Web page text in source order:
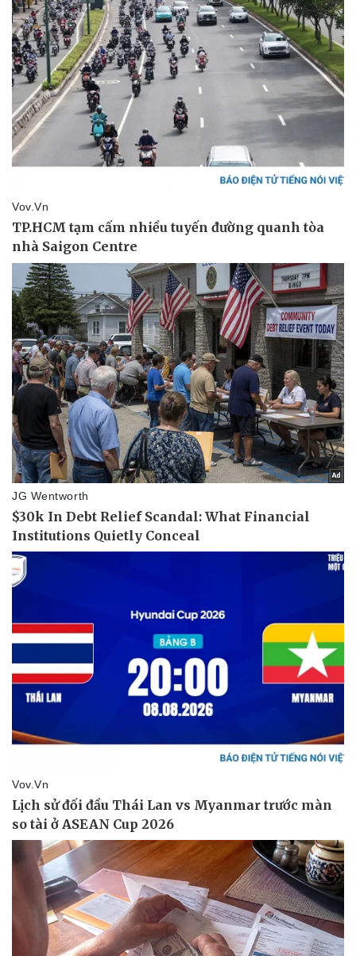
Pháp luật
Tin nóng
Tư vấn luật
Quân sự - Quốc phòng
Vũ khí
Việt Nam
Phân tích